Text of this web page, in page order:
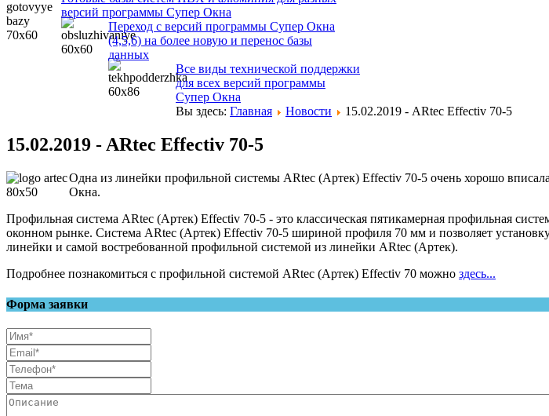
версий программы Супер Окна
Переход с версий программы Супер Окна
(4,5,6) на более новую и перенос базы
данных
Все виды технической поддержки
для всех версий программы
Супер Окна
Вы здесь: Главная Новости 15.02.2019 - ARtec Effectiv 70-5
15.02.2019 - ARtec Effectiv 70-5
Одна из линейки профильной системы ARtec (Артек) Effectiv 70-5 очень хорошо
Окна.
Профильная система ARtec (Артек) Effectiv 70-5 - это классическая пятикамерная профильная
оконном рынке. Система ARtec (Артек) Effectiv 70-5 шириной профиля 70 мм и позволяет
линейки и самой востребованной профильной системой из линейки ARtec (Артек).
Подробнее познакомиться с профильной системой ARtec (Артек) Effectiv 70 можно здесь...
Форма заявки